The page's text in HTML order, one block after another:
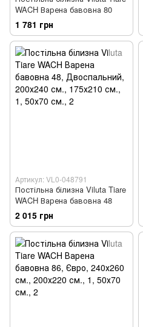
WACH Варена бавовна 80
1 781 грн
Артикул: VL0-048791
Постільна білизна Viluta Tiare
WACH Варена бавовна 48
2 015 грн